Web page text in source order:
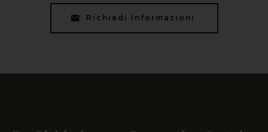
Richiedi Informazioni